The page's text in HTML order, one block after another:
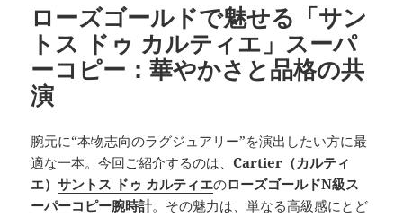
ローズゴールドで魅せる「サン
トス ドゥ カルティエ」スーパ
ーコピー：華やかさと品格の共
演
腕元に“本物志向のラグジュアリー”を演出したい方に最
適な一本。今回ご紹介するのは、Cartier（カルティ
エ）サントス ドゥ カルティエのローズゴールドN級ス
ーパーコピー腕時計。その魅力は、単なる高級感にとど